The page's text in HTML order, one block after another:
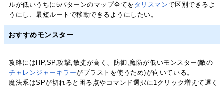
ルが低いうちに5パターンのマップ全てを タリスマンで区別できるよ
うにし、最短ルートで移動できるようにしたい。
おすすめモンスター
攻略にはHP,SP,攻撃,敏捷が高く、防御,魔防が低いモンスター(敵の
チャレンジャーキラーがブラストを使うため)が向いている。
魔法系はSPが切れると困る点やコマンド選択に1クリック増えて遅く